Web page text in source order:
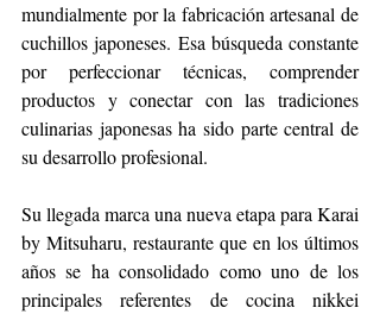
mundialmente por la fabricación artesanal de
cuchillos japoneses. Esa búsqueda constante
por perfeccionar técnicas, comprender
productos y conectar con las tradiciones
culinarias japonesas ha sido parte central de
su desarrollo profesional.
Su llegada marca una nueva etapa para Karai
by Mitsuharu, restaurante que en los últimos
años se ha consolidado como uno de los
principales referentes de cocina nikkei